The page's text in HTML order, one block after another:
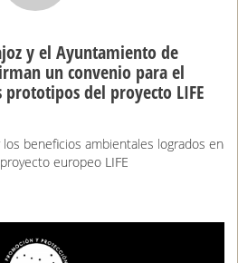
y el Ayuntamiento de
un convenio para el
del proyecto LIFE
beneficios ambientales logrados en
europeo LIFE